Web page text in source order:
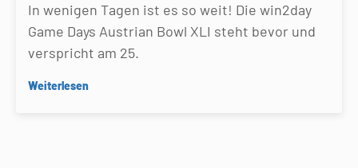
In wenigen Tagen ist es so weit! Die win2day
Game Days Austrian Bowl XLI steht bevor und
verspricht am 25.
Weiterlesen